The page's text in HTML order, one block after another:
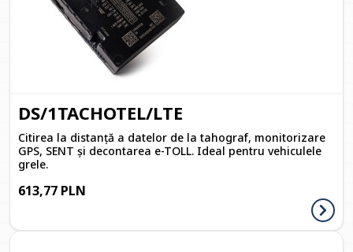
DS/1TACHOTEL/LTE
Citirea la distanță a datelor de la tahograf, monitorizare
GPS, SENT și decontarea e-TOLL. Ideal pentru vehiculele
grele.
613,77 PLN